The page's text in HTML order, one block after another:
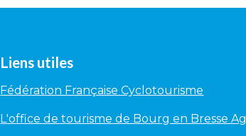
Liens utiles
Fédération Française Cyclotourisme
L'office de tourisme de Bourg en Bresse